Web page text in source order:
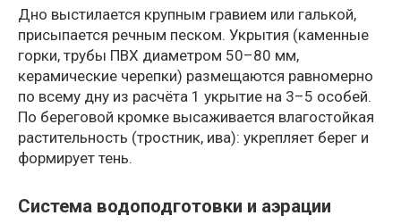
Дно выстилается крупным гравием или галькой,
присыпается речным песком. Укрытия (каменные
горки, трубы ПВХ диаметром 50–80 мм,
керамические черепки) размещаются равномерно
по всему дну из расчёта 1 укрытие на 3–5 особей.
По береговой кромке высаживается влагостойкая
растительность (тростник, ива): укрепляет берег и
формирует тень.
Система водоподготовки и аэрации